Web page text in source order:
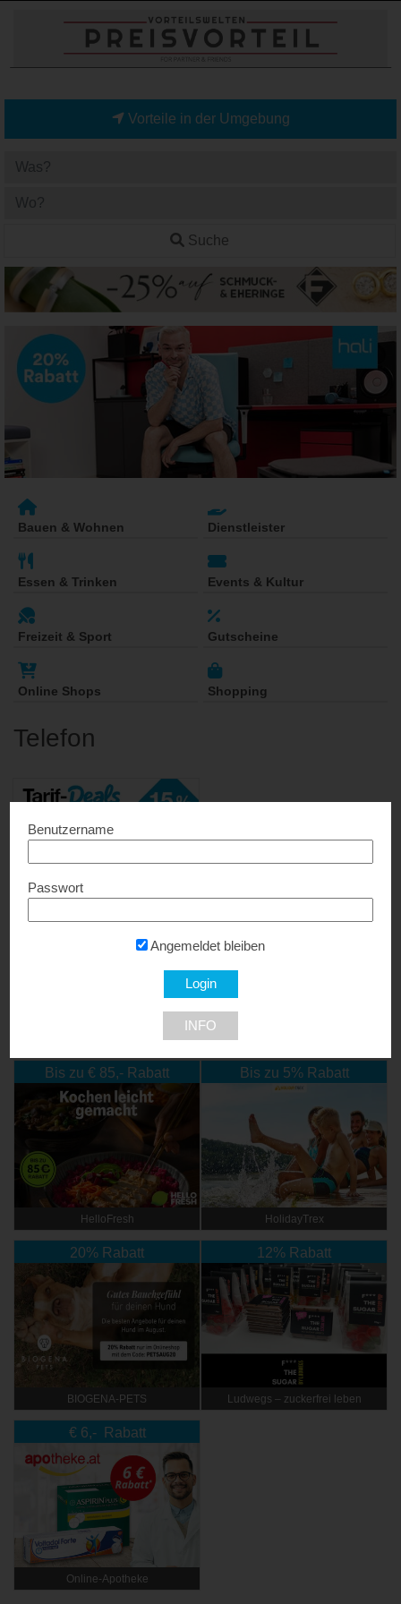
Vorteile in der Umgebung
Suche
Bauen & Wohnen Dienstleister
Essen & Trinken Events & Kultur
Freizeit & Sport Gutscheine
Online Shops Shopping
Telefon
DREI.at
Bis zu € 85,- Rabatt
HelloFresh
Bis zu 5% Rabatt
HolidayTrex
20% Rabatt
BIOGENA-PETS
12% Rabatt
Ludwegs – zuckerfrei leben
€ 6,- Rabatt
Online‑Apotheke
Benutzername
Passwort
Angemeldet bleiben
INFO